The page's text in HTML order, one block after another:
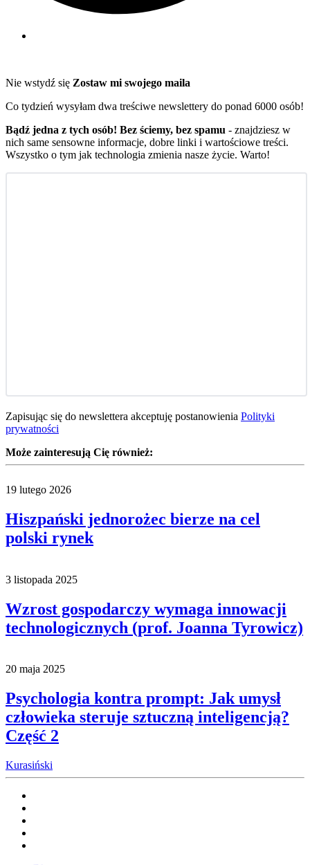
Nie wstydź się Zostaw mi swojego maila
Co tydzień wysyłam dwa treściwe newslettery do ponad 6000 osób!
Bądź jedna z tych osób! Bez ściemy, bez spamu - znajdziesz w
nich same sensowne informacje, dobre linki i wartościowe treści.
Wszystko o tym jak technologia zmienia nasze życie. Warto!
Zapisując się do newslettera akceptuję postanowienia Polityki
prywatności
Może zainteresują Cię również:
19 lutego 2026
Hiszpański jednorożec bierze na cel
polski rynek
3 listopada 2025
Wzrost gospodarczy wymaga innowacji
technologicznych (prof. Joanna Tyrowicz)
20 maja 2025
Psychologia kontra prompt: Jak umysł
człowieka steruje sztuczną inteligencją?
Część 2
Kurasiński